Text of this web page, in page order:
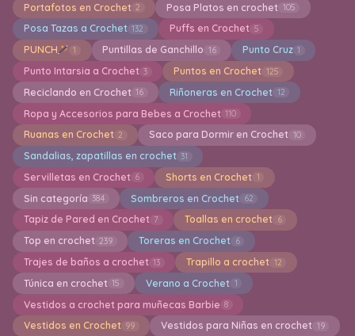
Portafotos en Crochet 2 Posa Platos en crochet 105
Posa Tazas a Crochet 132 Puffs en Crochet 5
PUNCH 1 Puntillas de Ganchillo 16 Punto Cruz 1
Punto Intarsia a Crochet 3 Puntos en Crochet 125
Reciclando en Crochet 16 Riñoneras en Crochet 12
Ropa y Accesorios para Bebes a Crochet 110
Ruanas en Crochet 2 Saco para Dormir en Crochet 10
Sandalias, zapatillas en crochet 31
Servilletas en Crochet 6 Shorts en Crochet 1
Sin categoría 384 Sombreros en Crochet 62
Tapiz de Pared en Crochet 7 Toallas en crochet 6
Top en crochet 239 Toreras en Crochet 6
Trajes de baños a crochet 13 Trapillo a crochet 12
Túnica en crochet 15 Verano a Crochet 1
Vestidos a crochet para muñecas Barbie 8
Vestidos en Crochet 99 Vestidos para Niñas en crochet 19